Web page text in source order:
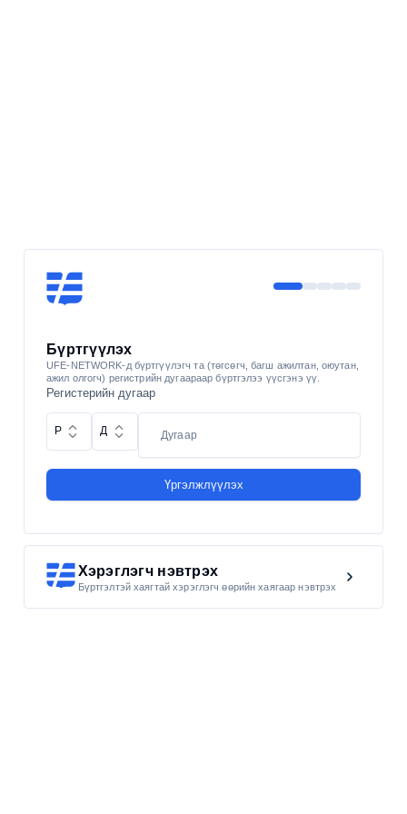
Бүртгүүлэх
UFE-NETWORK-д бүртгүүлэгч та (төгсөгч, багш ажилтан, оюутан,
ажил олгогч) регистрийн дугаараар бүртгэлээ үүсгэнэ үү.
Регистерийн дугаар
Р Д
Үргэлжлүүлэх
Хэрэглэгч нэвтрэх
Бүртгэлтэй хаягтай хэрэглэгч өөрийн хаягаар нэвтрэх